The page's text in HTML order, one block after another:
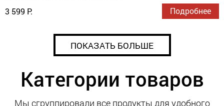
3 599 Р.
Подробнее
ПОКАЗАТЬ БОЛЬШЕ
Категории товаров
Мы сгруппировали все продукты для удобного